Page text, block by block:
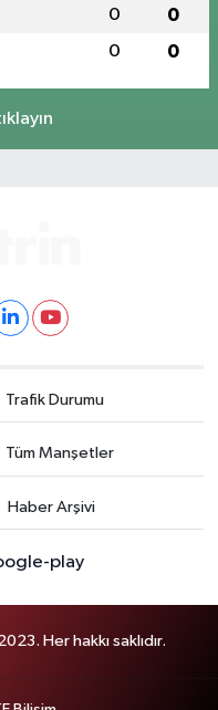
0 0
0 0
Trafik Durumu
Tüm Manşetler
Haber Arşivi
Her hakkı saklıdır.